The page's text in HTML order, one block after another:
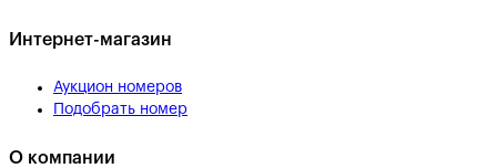
Интернет-магазин
Аукцион номеров
Подобрать номер
О компании